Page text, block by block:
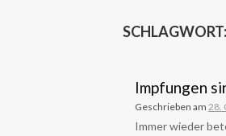
SCHLAGWORT:
Impfungen
Geschrieben am 28.
Immer wieder